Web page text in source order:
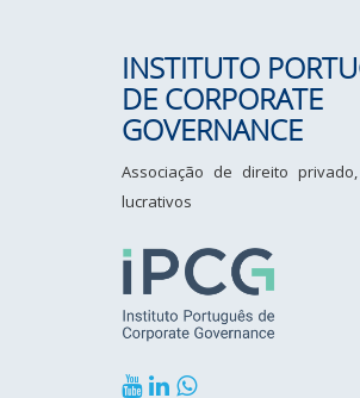
INSTITUTO
DE CORPORATE
GOVERNANCE
Associação de direito
lucrativos